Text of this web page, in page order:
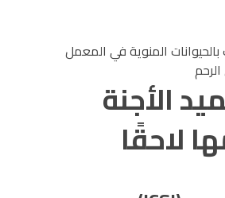
المنوية في المعمل
الأجنة
لاحقًا